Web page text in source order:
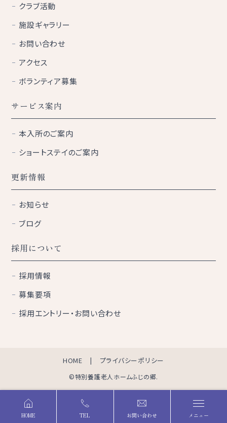
クラブ活動
施設ギャラリー
お問い合わせ
アクセス
ボランティア募集
サービス案内
本入所のご案内
ショートステイのご案内
更新情報
お知らせ
ブログ
採用について
採用情報
募集要項
採用エントリー・お問い合わせ
HOME プライバシーポリシー
©特別養護老人ホームふじの郷.
HOME TEL お問い合わせ メニュー